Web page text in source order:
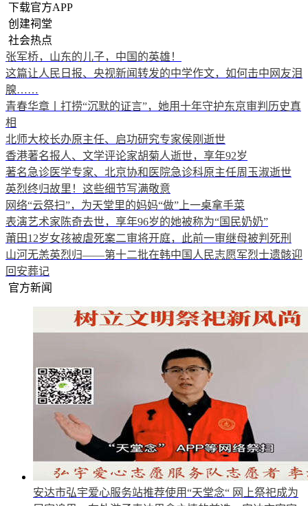
下载官方APP
创建祠堂
社会热点
张军桥，山东的儿子，中国的英雄！
这篇让人民日报、央视新闻转发的中学作文，如何击中网友泪
腺……
青春华章丨打捞“沉默的证言”，她用十年守护东京审判历史真
相
北师大校长办原主任、启功研究专家侯刚逝世
香港著名报人、文学评论家胡菊人逝世，享年92岁
著名急诊医学专家、北京协和医院急诊科原主任周玉淑逝世
英烈终归故里！这些细节写满敬意
网络“云祭扫”，为天堂里的妈妈“做”上一桌拿手菜
表演艺术家陈奇去世，享年96岁的她被称为“国民奶奶”
莆田12岁女孩被虐死案二审将开庭，此前一审继母被判死刑
山河无恙英烈归——第十二批在韩中国人民志愿军烈士遗骸迎
回安葬记
官方新闻
安达市弘宇爱心服务站推荐使用“天堂念“ 网上祭祀成为